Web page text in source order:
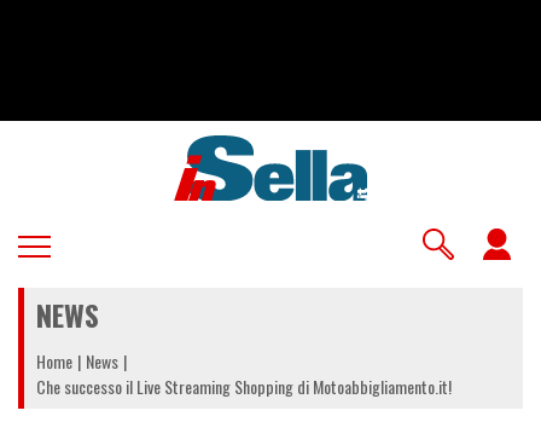
NEWS
Home News
Che successo il Live Streaming Shopping di Motoabbigliamento.it!